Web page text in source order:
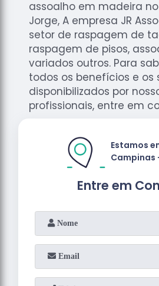
de Tacos
de
Madeiras
Raspagens
de Pisos
Tacos de
Madeiras
assoalho em madeira
Jorge, A empresa JR
setor de raspagem de
raspagem de pisos,
variados outros. Para
todos os benefícios e os
disponibilizados por
profissionais, entre em
Entre em
Estamos
Campinas